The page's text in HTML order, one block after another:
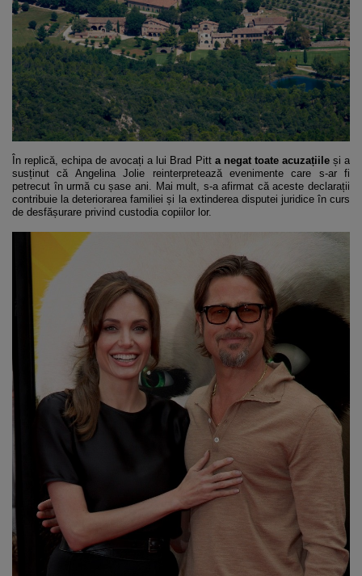
În replică, echipa de avocați a lui Brad Pitta negat toate acuzațiile și a
susținut că Angelina Jolie reinterpretează evenimente care s-ar fi
petrecut în urmă cu șase ani. Mai mult, s-a afirmat că aceste declarații
contribuie la deteriorarea familiei și la extinderea disputei juridice în curs
de desfășurare privind custodia copiilor lor.